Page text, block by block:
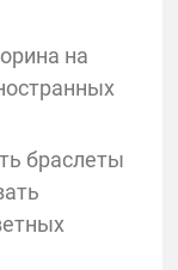
на
браслеты